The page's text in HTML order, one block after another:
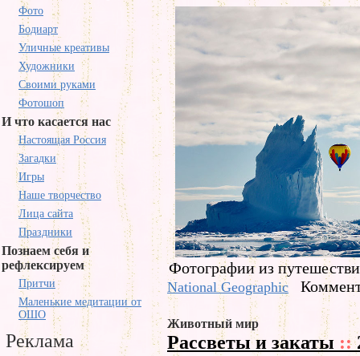
Фото
Бодиарт
Уличные креативы
Художники
Своими руками
Фотошоп
И что касается нас
Настоящая Россия
Загадки
Игры
Наше творчество
Лица сайта
Праздники
Познаем себя и
рефлексируем
Притчи
Маленькие медитации от
ОШО
Реклама
Фотографии из
National Geographic
Животный мир
Рассветы и закаты ::